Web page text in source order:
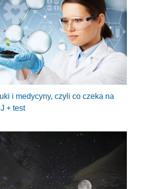
i medycyny, czyli co czeka na
+ test